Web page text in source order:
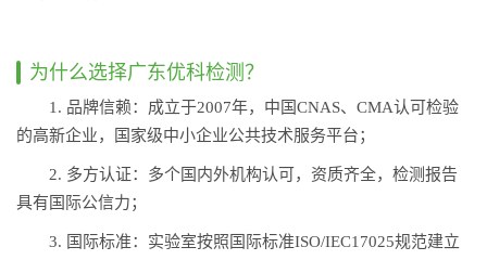
为什么选择广东优科检测？
1. 品牌信赖：成立于2007年，中国CNAS、CMA认可检验
的高新企业，国家级中小企业公共技术服务平台；
2. 多方认证：多个国内外机构认可，资质齐全，检测报告
具有国际公信力；
3. 国际标准：实验室按照国际标准ISO/IEC17025规范建立